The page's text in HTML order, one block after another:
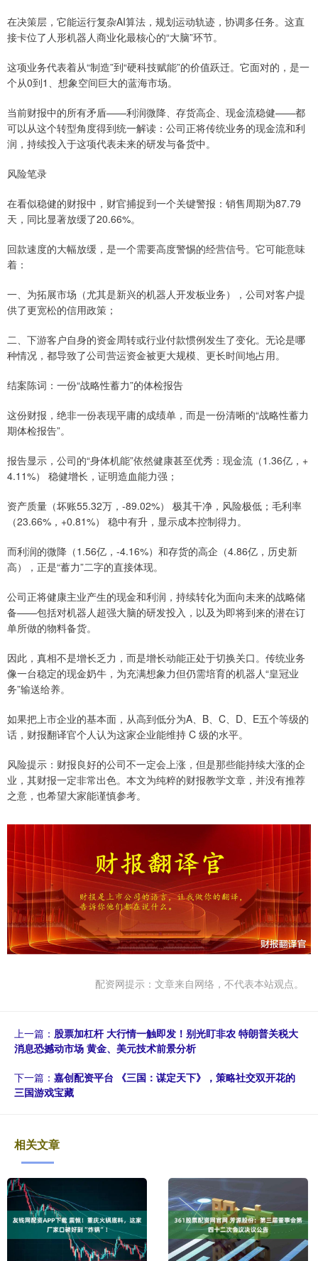
在决策层，它能运行复杂AI算法，规划运动轨迹，协调多任务。这直
接卡位了人形机器人商业化最核心的“大脑”环节。
这项业务代表着从“制造”到“硬科技赋能”的价值跃迁。它面对的，是一
个从0到1、想象空间巨大的蓝海市场。
当前财报中的所有矛盾——利润微降、存货高企、现金流稳健——都
可以从这个转型角度得到统一解读：公司正将传统业务的现金流和利
润，持续投入于这项代表未来的研发与备货中。
风险笔录
在看似稳健的财报中，财官捕捉到一个关键警报：销售周期为87.79
天，同比显著放缓了20.66%。
回款速度的大幅放缓，是一个需要高度警惕的经营信号。它可能意味
着：
一、为拓展市场（尤其是新兴的机器人开发板业务），公司对客户提
供了更宽松的信用政策；
二、下游客户自身的资金周转或行业付款惯例发生了变化。无论是哪
种情况，都导致了公司营运资金被更大规模、更长时间地占用。
结案陈词：一份“战略性蓄力”的体检报告
这份财报，绝非一份表现平庸的成绩单，而是一份清晰的“战略性蓄力
期体检报告”。
报告显示，公司的“身体机能”依然健康甚至优秀：现金流（1.36亿，+
4.11%） 稳健增长，证明造血能力强；
资产质量（坏账55.32万，-89.02%） 极其干净，风险极低；毛利率
（23.66%，+0.81%） 稳中有升，显示成本控制得力。
而利润的微降（1.56亿，-4.16%）和存货的高企（4.86亿，历史新
高），正是“蓄力”二字的直接体现。
公司正将健康主业产生的现金和利润，持续转化为面向未来的战略储
备——包括对机器人超强大脑的研发投入，以及为即将到来的潜在订
单所做的物料备货。
因此，真相不是增长乏力，而是增长动能正处于切换关口。传统业务
像一台稳定的现金奶牛，为充满想象力但仍需培育的机器人“皇冠业
务”输送给养。
如果把上市企业的基本面，从高到低分为A、B、C、D、E五个等级的
话，财报翻译官个人认为这家企业能维持 C 级的水平。
风险提示：财报良好的公司不一定会上涨，但是那些能持续大涨的企
业，其财报一定非常出色。本文为纯粹的财报教学文章，并没有推荐
之意，也希望大家能谨慎参考。
配资网提示：文章来自网络，不代表本站观点。
上一篇： 股票加杠杆 大行情一触即发！别光盯非农 特朗普关税大
消息恐撼动市场 黄金、美元技术前景分析
下一篇： 嘉创配资平台 《三国：谋定天下》，策略社交双开花的
三国游戏宝藏
相关文章